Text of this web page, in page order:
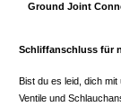
Ground Joint
Schliffanschluss für
Bist du es leid, dich
Ventile und